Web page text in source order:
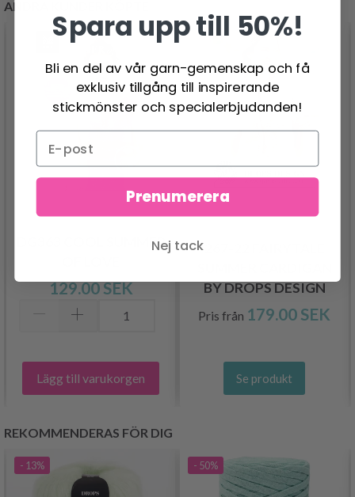
ANDRA KUNDER KÖPTE
DG363 COOL SUMMER
129.00 SEK
Lägg till varukorgen
BY DROPS DESIGN
Pris från 179.00 SEK
Se produkt
REKOMMENDERAS FÖR DIG
- 13% - 50%
Spara upp till 50%!
Bli en del av vår garn-gemenskap och få
exklusiv tillgång till inspirerande
stickmönster och specialerbjudanden!
Prenumerera
Nej tack